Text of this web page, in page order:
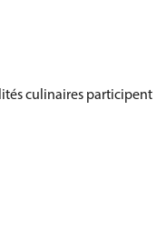
culinaires participent